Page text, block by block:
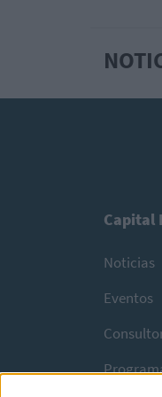
Capital
Noticias
Eventos